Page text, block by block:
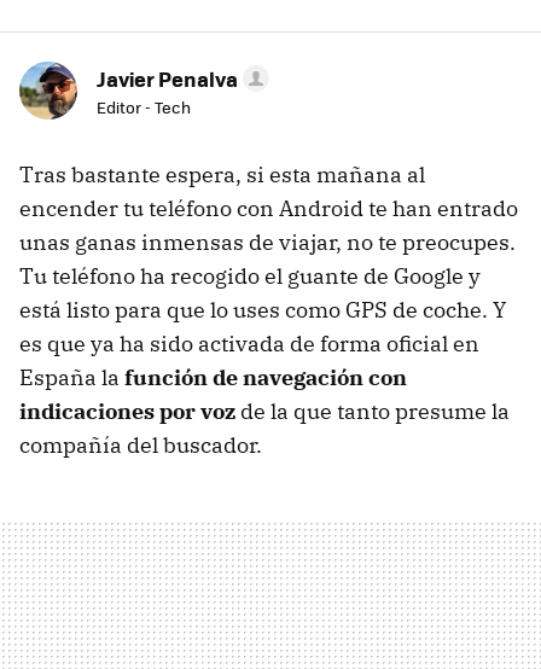
Javier Penalva
Editor - Tech
Tras bastante espera, si esta mañana al
encender tu teléfono con Android te han entrado
unas ganas inmensas de viajar, no te preocupes.
Tu teléfono ha recogido el guante de Google y
está listo para que lo uses como GPS de coche. Y
es que ya ha sido activada de forma oficial en
España la función de navegación con
indicaciones por voz de la que tanto presume la
compañía del buscador.